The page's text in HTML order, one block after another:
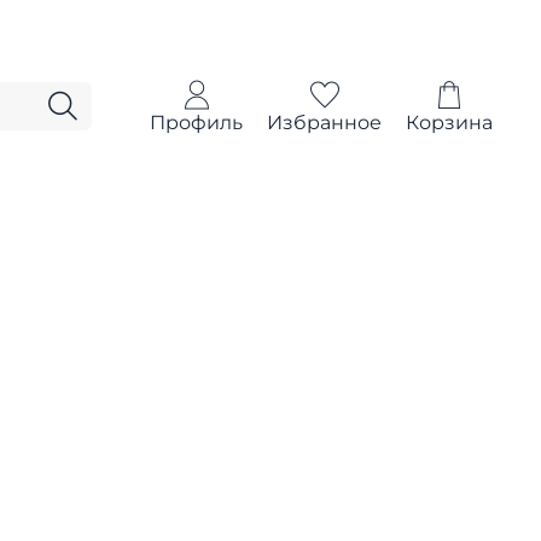
Профиль Избранное Корзина